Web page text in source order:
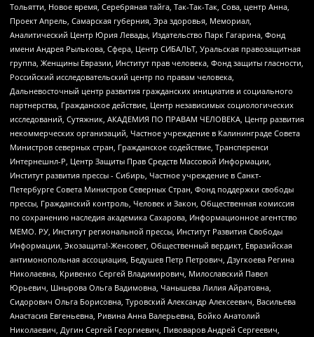
Тольятти, Новое время, Серебряная тайга, Так-Так-Так, Сова, центр Анна,
Проект Апрель, Самарская губерния, Эра здоровья, Мемориал,
Аналитический Центр Юрия Левады, Издательство Парк Гагарина, Фонд
имени Андрея Рылькова, Сфера, Центр СИБАЛЬТ, Уральская правозащитная
группа, Женщины Евразии, Институт прав человека, Фонд защиты гласности,
Российский исследовательский центр по правам человека,
Дальневосточный центр развития гражданских инициатив и социального
партнерства, Гражданское действие, Центр независимых социологических
исследований, Сутяжник, АКАДЕМИЯ ПО ПРАВАМ ЧЕЛОВЕКА, Центр развития
некоммерческих организаций, Частное учреждение в Калининграде Совета
Министров северных стран, Гражданское содействие, Трансперенси
Интернешнл-Р, Центр Защиты Прав Средств Массовой Информации,
Институт развития прессы - Сибирь, Частное учреждение в Санкт-
Петербурге Совета Министров Северных Стран, Фонд поддержки свободы
прессы, Гражданский контроль, Человек и Закон, Общественная комиссия
по сохранению наследия академика Сахарова, Информационное агентство
МЕМО. РУ, Институт региональной прессы, Институт Развития Свободы
Информации, Экозащита!-Женсовет, Общественный вердикт, Евразийская
антимонопольная ассоциация, Бедушев Петр Петрович, Дзугкоева Регина
Николаевна, Кривенко Сергей Владимирович, Милославский Павел
Юрьевич, Шнырова Ольга Вадимовна, Чанышева Лилия Айратовна,
Сидорович Ольга Борисовна, Туровский Александр Алексеевич, Васильева
Анастасия Евгеньевна, Ривина Анна Валерьевна, Бойко Анатолий
Николаевич, Дугин Сергей Георгиевич, Пивоваров Андрей Сергеевич,